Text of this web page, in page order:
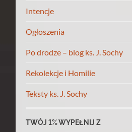
Intencje
Ogłoszenia
Po drodze – blog ks. J. Sochy
Rekolekcje i Homilie
Teksty ks. J. Sochy
TWÓJ 1% WYPEŁNIJ Z